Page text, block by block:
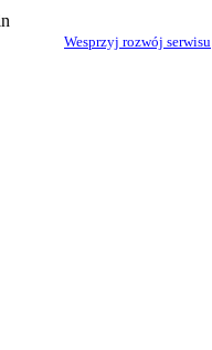
Wesprzyj rozwój serwisu